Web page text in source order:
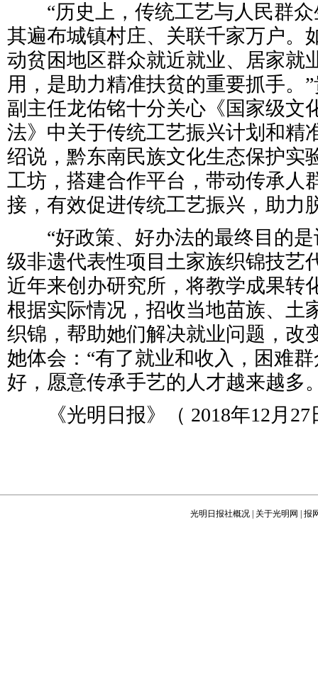
“历史上，传统工艺与人民群众
其遍布城镇村庄、关联千家万户。
动贫困地区群众就近就业、居家就
用，是助力精准扶贫的重要抓手。
副主任龙佑铭十分关心《国家级文
法》中关于传统工艺振兴计划和精
绍说，黔东南民族文化生态保护实
工坊，搭建合作平台，带动传承人
接，有效促进传统工艺振兴，助力
“好政策、好办法的最终目的是
级非遗代表性项目土家族织锦技艺
近年来创办研究所，将教学成果转
根据实际情况，招收当地苗族、土
织锦，帮助她们解决就业问题，改
她体会：“有了就业和收入，困难
好，愿意传承手艺的人才越来越多
《光明日报》（ 2018年12月27
光明日报社概况 关于光明网 报